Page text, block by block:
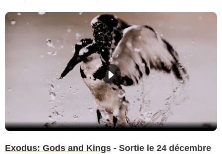
Exodus: Gods and Kings - Sortie le 24 décembre